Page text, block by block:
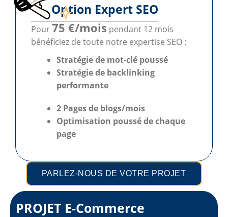
Option Expert SEO
Pour75 €/mois pendant 12 mois
bénéficiez de toute notre expertise SEO :
Stratégie de mot-clé poussé
Stratégie de backlinking
performante
2 Pages de blogs/mois
Optimisation pousséde chaque
page
PARLEZ-NOUS DE VOTRE PROJET
PROJET E-Commerce